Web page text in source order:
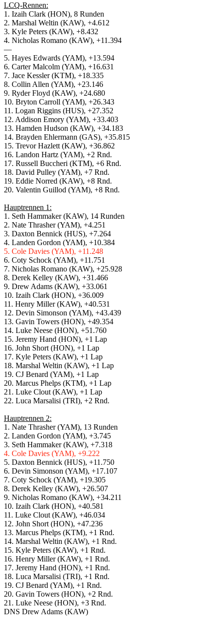
LCQ-Rennen:
1. Izaih Clark (HON), 8 Runden
2. Marshal Weltin (KAW), +4.612
3. Kyle Peters (KAW), +8.432
4. Nicholas Romano (KAW), +11.394
—
5. Hayes Edwards (YAM), +13.594
6. Carter Malcolm (YAM), +16.631
7. Jace Kessler (KTM), +18.335
8. Collin Allen (YAM), +23.146
9. Ryder Floyd (KAW), +24.680
10. Bryton Carroll (YAM), +26.343
11. Logan Riggins (HUS), +27.352
12. Addison Emory (YAM), +33.403
13. Hamden Hudson (KAW), +34.183
14. Brayden Ehlermann (GAS), +35.815
15. Trevor Hazlett (KAW), +36.862
16. Landon Hartz (YAM), +2 Rnd.
17. Russell Buccheri (KTM), +6 Rnd.
18. David Pulley (YAM), +7 Rnd.
19. Eddie Norred (KAW), +8 Rnd.
20. Valentin Guillod (YAM), +8 Rnd.
Hauptrennen 1:
1. Seth Hammaker (KAW), 14 Runden
2. Nate Thrasher (YAM), +4.251
3. Daxton Bennick (HUS), +7.264
4. Landen Gordon (YAM), +10.384
5. Cole Davies (YAM), +11.248
6. Coty Schock (YAM), +11.751
7. Nicholas Romano (KAW), +25.928
8. Derek Kelley (KAW), +31.466
9. Drew Adams (KAW), +33.061
10. Izaih Clark (HON), +36.009
11. Henry Miller (KAW), +40.531
12. Devin Simonson (YAM), +43.439
13. Gavin Towers (HON), +49.354
14. Luke Neese (HON), +51.760
15. Jeremy Hand (HON), +1 Lap
16. John Short (HON), +1 Lap
17. Kyle Peters (KAW), +1 Lap
18. Marshal Weltin (KAW), +1 Lap
19. CJ Benard (YAM), +1 Lap
20. Marcus Phelps (KTM), +1 Lap
21. Luke Clout (KAW), +1 Lap
22. Luca Marsalisi (TRI), +2 Rnd.
Hauptrennen 2:
1. Nate Thrasher (YAM), 13 Runden
2. Landen Gordon (YAM), +3.745
3. Seth Hammaker (KAW), +7.318
4. Cole Davies (YAM), +9.222
5. Daxton Bennick (HUS), +11.750
6. Devin Simonson (YAM), +17.107
7. Coty Schock (YAM), +19.305
8. Derek Kelley (KAW), +26.507
9. Nicholas Romano (KAW), +34.211
10. Izaih Clark (HON), +40.581
11. Luke Clout (KAW), +46.034
12. John Short (HON), +47.236
13. Marcus Phelps (KTM), +1 Rnd.
14. Marshal Weltin (KAW), +1 Rnd.
15. Kyle Peters (KAW), +1 Rnd.
16. Henry Miller (KAW), +1 Rnd.
17. Jeremy Hand (HON), +1 Rnd.
18. Luca Marsalisi (TRI), +1 Rnd.
19. CJ Benard (YAM), +1 Rnd.
20. Gavin Towers (HON), +2 Rnd.
21. Luke Neese (HON), +3 Rnd.
DNS Drew Adams (KAW)